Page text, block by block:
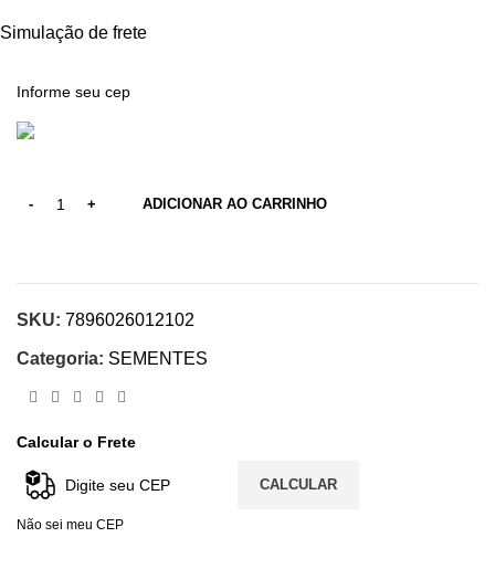
Simulação de frete
ADICIONAR AO CARRINHO
SKU: 7896026012102
Categoria: SEMENTES
Calcular o Frete
CALCULAR
Não sei meu CEP